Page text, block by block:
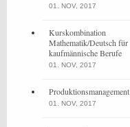
01. NOV, 2017
Kurskombination
Mathematik/Deutsch für
kaufmännische Berufe
01. NOV, 2017
Produktionsmanagement
01. NOV, 2017